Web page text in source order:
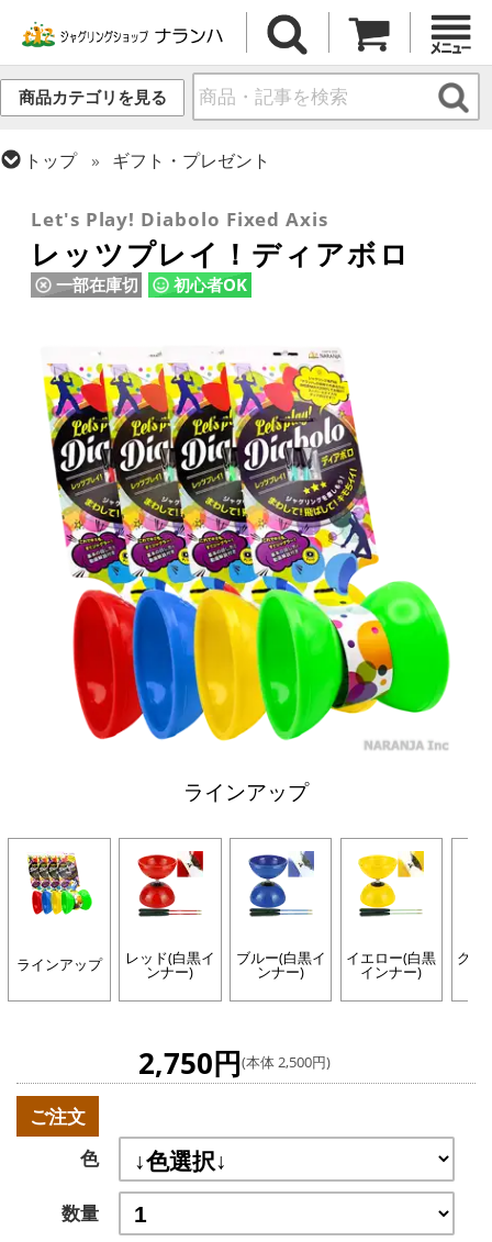
商品カテゴリを見る
トップ
ギフト・プレゼント
Let's Play! Diabolo Fixed Axis
レッツプレイ！ディアボロ
一部在庫切 初心者OK
ラインアップ
ラインアップ レッド(白黒イ
ンナー)
ブルー(白黒イ
ンナー)
イエロー(白黒
インナー)
グリ
2,750円(本体 2,500円)
ご注文
色
数量